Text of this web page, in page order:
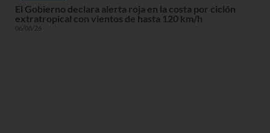
El Gobierno declara alerta roja en la costa por ciclón
extratropical con vientos de hasta 120 km/h
06/08/26